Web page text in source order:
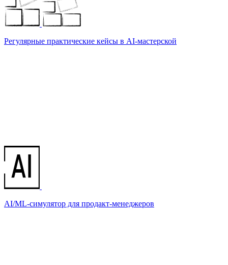
Регулярные практические кейсы в AI-мастерской
AI/ML-симулятор для продакт-менеджеров